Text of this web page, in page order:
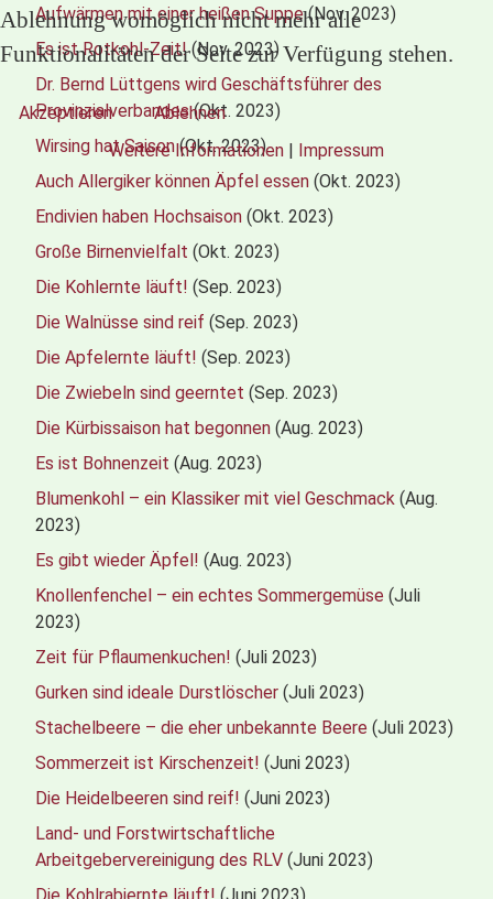
Aufwärmen mit einer heißen Suppe (Nov. 2023)
Es ist Rotkohl-Zeit! (Nov. 2023)
Dr. Bernd Lüttgens wird Geschäftsführer des
Provinzialverbandes (Okt. 2023)
Wirsing hat Saison (Okt. 2023)
Auch Allergiker können Äpfel essen (Okt. 2023)
Endivien haben Hochsaison (Okt. 2023)
Große Birnenvielfalt (Okt. 2023)
Die Kohlernte läuft! (Sep. 2023)
Die Walnüsse sind reif (Sep. 2023)
Die Apfelernte läuft! (Sep. 2023)
Die Zwiebeln sind geerntet (Sep. 2023)
Die Kürbissaison hat begonnen (Aug. 2023)
Es ist Bohnenzeit (Aug. 2023)
Blumenkohl – ein Klassiker mit viel Geschmack (Aug.
2023)
Es gibt wieder Äpfel! (Aug. 2023)
Knollenfenchel – ein echtes Sommergemüse (Juli
2023)
Zeit für Pflaumenkuchen! (Juli 2023)
Gurken sind ideale Durstlöscher (Juli 2023)
Stachelbeere – die eher unbekannte Beere (Juli 2023)
Sommerzeit ist Kirschenzeit! (Juni 2023)
Die Heidelbeeren sind reif! (Juni 2023)
Land- und Forstwirtschaftliche
Arbeitgebervereinigung des RLV (Juni 2023)
Ablehnung womöglich nicht mehr alle
Funktionalitäten der Seite zur Verfügung stehen.
Akzeptieren
Ablehnen
Weitere Informationen | Impressum